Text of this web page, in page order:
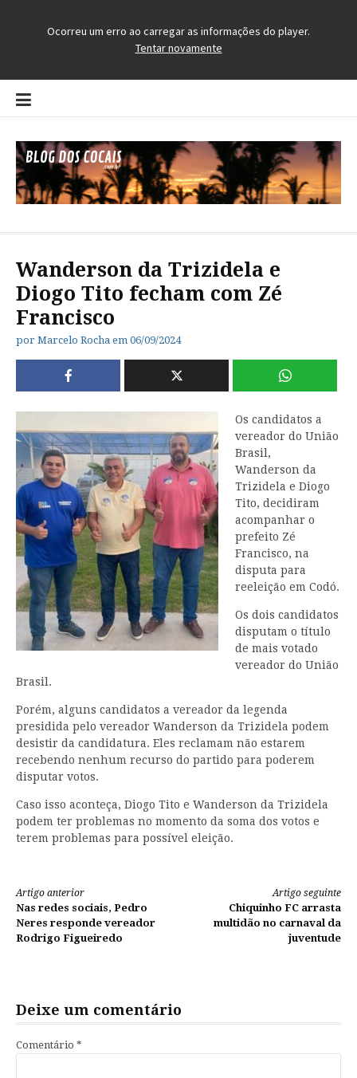
Pular
para
conteúdo
Wanderson da Trizidela e
Diogo Tito fecham com Zé
Francisco
por Marcelo Rocha em 06/09/2024
Os candidatos a
vereador do União
Brasil,
Wanderson da
Trizidela e Diogo
Tito, decidiram
acompanhar o
prefeito Zé
Francisco, na
disputa para
reeleição em Codó.
Os dois candidatos
disputam o título
de mais votado
vereador do União
Brasil.
Porém, alguns candidatos a vereador da legenda
presidida pelo vereador Wanderson da Trizidela podem
desistir da candidatura. Eles reclamam não estarem
recebendo nenhum recurso do partido para poderem
disputar votos.
Caso isso aconteça, Diogo Tito e Wanderson da Trizidela
podem ter problemas no momento da soma dos votos e
terem problemas para possível eleição.
Continue
lendo
Artigo anterior
Nas redes sociais, Pedro
Neres responde vereador
Rodrigo Figueiredo
Artigo seguinte
Chiquinho FC arrasta
multidão no carnaval da
juventude
Deixe um comentário
Comentário *